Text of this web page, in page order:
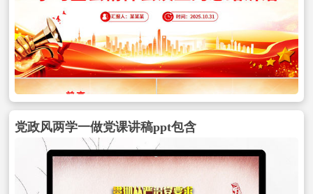
党政风两学一做党课讲稿ppt包含